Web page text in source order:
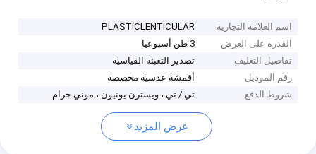
اسم العلامة التجارية
PLASTICLENTICULAR
القدرة على العرض
3 طن أسبوعيا
تفاصيل التغليف
تصدير التعبئة القياسية
رقم الموديل
أقمشة عدسية مخصصة
شروط الدفع
تي / تي ، ويسترن يونيون ، موني جرام
عرض المزيد